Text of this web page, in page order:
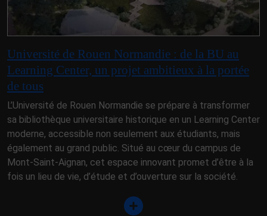
Université de Rouen Normandie : de la BU au
Learning Center, un projet ambitieux à la portée
de tous
L’Université de Rouen Normandie se prépare à transformer
sa bibliothèque universitaire historique en un Learning Center
moderne, accessible non seulement aux étudiants, mais
également au grand public. Situé au cœur du campus de
Mont-Saint-Aignan, cet espace innovant promet d’être à la
fois un lieu de vie, d’étude et d’ouverture sur la société.